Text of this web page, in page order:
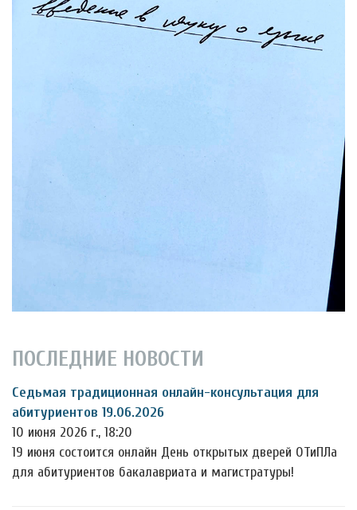
ПОСЛЕДНИЕ НОВОСТИ
Седьмая традиционная онлайн-консультация для
абитуриентов 19.06.2026
10 июня 2026 г., 18:20
19 июня состоится онлайн День открытых дверей ОТиПЛа
для абитуриентов бакалавриата и магистратуры!